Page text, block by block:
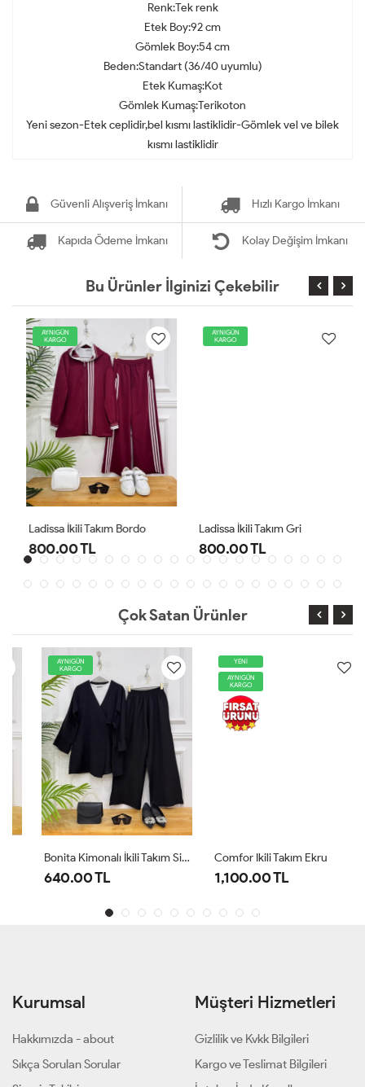
Renk:Tek renk
Etek Boy:92 cm
Gömlek Boy:54 cm
Beden:Standart (36/40 uyumlu)
Etek Kumaş:Kot
Gömlek Kumaş:Terikoton
Yeni sezon-Etek ceplidir,bel kısmı lastiklidir-Gömlek vel ve bilek
kısmı lastiklidir
Güvenli Alışveriş İmkanı Hızlı Kargo İmkanı
Kapıda Ödeme İmkanı Kolay Değişim İmkanı
Bu Ürünler İlginizi Çekebilir
AYNIGÜN
KARGO
Ladissa İkili Takım Bordo
800.00 TL
AYNIGÜN
KARGO
Ladissa İkili Takım Gri
800.00 TL
Çok Satan Ürünler
AYNIGÜN
KARGO
Bonita Kimonalı İkili Takım Siyah
640.00 TL
AYNIGÜN
KARGO
Comfor Ikili Takım Ekru
1,100.00 TL
Kurumsal
Hakkımızda - about
Sıkça Sorulan Sorular
Müşteri Hizmetleri
Gizlilik ve Kvkk Bilgileri
Kargo ve Teslimat Bilgileri